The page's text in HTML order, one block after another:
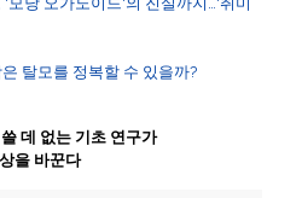
탈모를 정복할 수 있을까?
데 없는 기초 연구가
을 바꾼다